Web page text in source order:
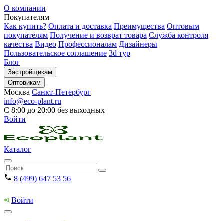
О компании
Покупателям
Как купить? Оплата и доставка Преимущества Оптовым
покупателям Получение и возврат товара Служба контроля
качества Видео Профессионалам Дизайнеры
Пользовательское соглашение 3d тур
Блог
Застройщикам
Оптовикам
Москва Санкт-Петербург
info@eco-plant.ru
С 8:00 до 20:00 без выходных
Войти
Каталог
8 (499) 647 53 56
Войти